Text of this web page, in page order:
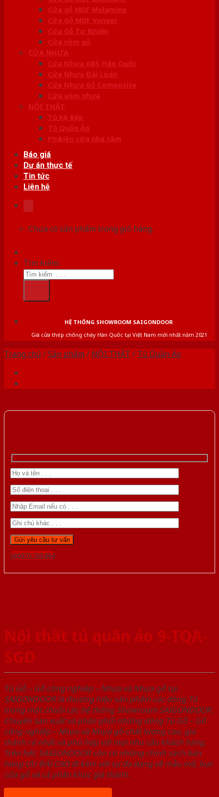
Cửa gỗ MDF Melamine
Cửa Gỗ MDF Veneer
Cửa Gỗ Tự Nhiên
Cửa vòm gỗ
CỬA NHỰA
Cửa Nhựa ABS Hàn Quốc
Cửa Nhựa Đài Loan
Cửa Nhựa Gỗ Composite
Cửa vòm nhựa
NỘI THẤT
Tủ Kệ Bếp
Tủ Quần Áo
Phụ kiện cửa nhà tắm
Báo giá
Dự án thực tế
Tin tức
Liên hệ
Chưa có sản phẩm trong giỏ hàng.
Tìm kiếm:
HỆ THỐNG SHOWROOM SAIGONDOOR
Giá cửa thép chống cháy Hàn Quốc tại Việt Nam mới nhất năm 2021
Trang chủ /Sản phẩm / NỘI THẤT / Tủ Quần Áo
Gọi 0976.169.864
Nội thất tủ quần áo 9-TQA-
SGD
Tủ Gỗ – Gỗ công nghiêp – Nhựa và Nhựa gỗ tại
SAIGONDOOR là thương hiệu sản phẩm các dòng Tủ
trong một chuỗi các hệ thống Showroom SAIGONDOOR.
Chuyên sản xuất và phân phối những dòng Tủ Gỗ – Gỗ
công nghiêp – Nhựa và Nhựa gỗ chất lượng cao, giá
thành rẻ nhất và phù hợp với mọi nhu cầu khách hàng.
Trên hết, SAIGONDOOR còn có những chính sách bán
hàng ƯU ĐÃI CAO đi kèm với sự đa dạng về mẫu mã, loại
cửa gỗ và cả phân khúc giá thành.